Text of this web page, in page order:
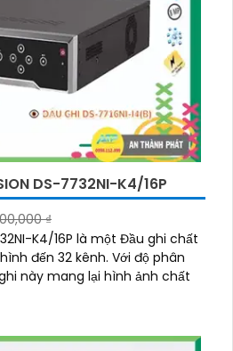
DS-7732NI-K4/16P
₫
K4/16P là một Đầu ghi chất
32 kênh. Với độ phân
ghi này mang lại hình ảnh chất